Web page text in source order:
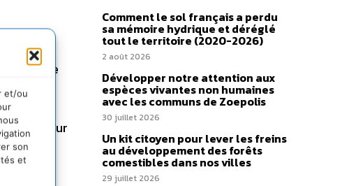
et/ou
son
et
marque
qui
à
à ce jour
Comment le sol français a perdu
sa mémoire hydrique et déréglé
tout le territoire (2020-2026)
2 août 2026
Développer notre attention aux
espèces vivantes non humaines
avec les communs de Zoepolis
30 juillet 2026
Un kit citoyen pour lever les freins
au développement des forêts
comestibles dans nos villes
29 juillet 2026